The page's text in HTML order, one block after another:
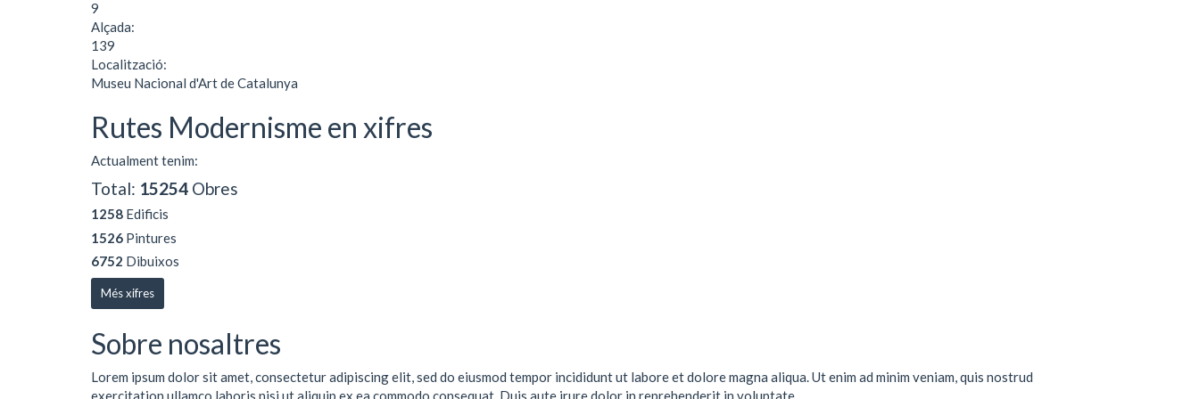
9
Alçada:
139
Localització:
Museu Nacional d'Art de Catalunya
Rutes Modernisme en xifres
Actualment tenim:
Total: 15254 Obres
1258 Edificis
1526 Pintures
6752 Dibuixos
Més xifres
Sobre nosaltres
Lorem ipsum dolor sit amet, consectetur adipiscing elit, sed do eiusmod tempor incididunt ut labore et dolore magna aliqua. Ut enim ad minim veniam, quis nostrud
exercitation ullamco laboris nisi ut aliquip ex ea commodo consequat. Duis aute irure dolor in reprehenderit in voluptate ...